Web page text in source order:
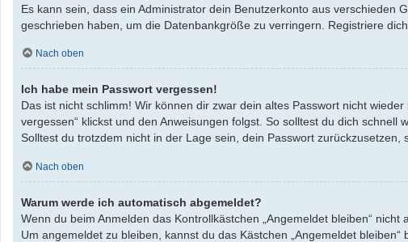
Es kann sein, dass ein Administrator dein Benutzerkonto aus
geschrieben haben, um die Datenbankgröße zu verringern. Registriere
Nach oben
Ich habe mein Passwort vergessen!
Das ist nicht schlimm! Wir können dir zwar dein altes Passwort nicht
vergessen“ klickst und den Anweisungen folgst. So solltest du dich schnell
Solltest du trotzdem nicht in der Lage sein, dein Passwort zurückzusetzen,
Nach oben
Warum werde ich automatisch abgemeldet?
Wenn du beim Anmelden das Kontrollkästchen „Angemeldet bleiben“
Um angemeldet zu bleiben, kannst du das Kästchen „Angemeldet